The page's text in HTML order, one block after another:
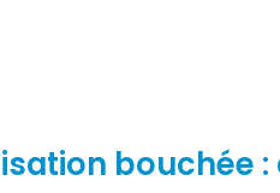
bouchée